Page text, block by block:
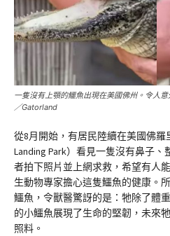
一隻沒有上顎的鱷魚出現在美國佛州。令人
／Gatorland
從8月開始，有居民陸續在美國佛羅
Landing Park）看見一隻沒有鼻子
者拍下照片並上網求救，希望有人
生動物專家擔心這隻鱷魚的健康。
鱷魚，令獸醫驚訝的是：牠除了體
的小鱷魚展現了生命的堅韌，未來
照料。